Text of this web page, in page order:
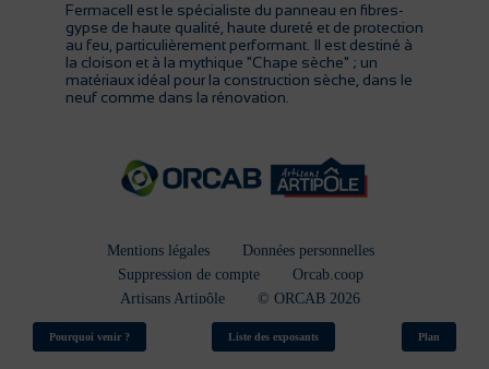
Fermacell est le spécialiste du panneau en fibres-
gypse de haute qualité, haute dureté et de protection
au feu, particulièrement performant. Il est destiné à
la cloison et à la mythique "Chape sèche" ; un
matériaux idéal pour la construction sèche, dans le
neuf comme dans la rénovation.
Mentions légales
Données personnelles
Suppression de compte
Orcab.coop
Artisans Artipôle
© ORCAB 2026
Plan du site
Pourquoi venir ? Liste des exposants Plan